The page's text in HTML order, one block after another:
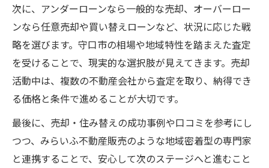
次に、アンダーローンなら一般的な売却、オーバーロー
ンなら任意売却や買い替えローンなど、状況に応じた戦
略を選びます。守口市の相場や地域特性を踏まえた査定
を受けることで、現実的な選択肢が見えてきます。売却
活動中は、複数の不動産会社から査定を取り、納得でき
る価格と条件で進めることが大切です。
最後に、売却・住み替えの成功事例や口コミを参考にし
つつ、みらいふ不動産販売のような地域密着型の専門家
と連携することで、安心して次のステージへと進むこと